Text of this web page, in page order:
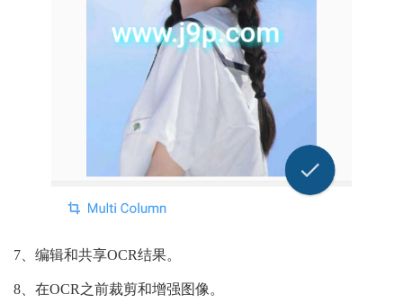
7、编辑和共享OCR结果。
8、在OCR之前裁剪和增强图像。